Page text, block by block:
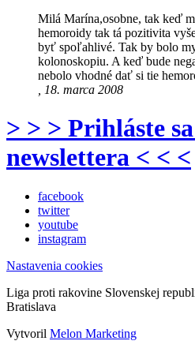
Milá Marína,osobne, tak keď
hemoroidy tak tá pozitivita
byť spoľahlivé. Tak by bolo
kolonoskopiu. A keď bude
nebolo vhodné dať si tie
, 18. marca 2008
> > > Prihláste
newslettera < < <
facebook
twitter
youtube
instagram
Nastavenia cookies
Liga proti rakovine Slovenskej
Bratislava
Vytvoril Melon Marketing